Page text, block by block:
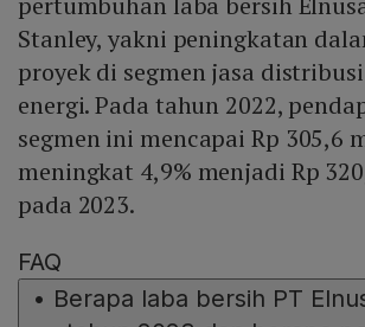
Stanley, yakni peningkatan
proyek di segmen jasa
energi. Pada tahun 2022,
segmen ini mencapai Rp 305,6
meningkat 4,9% menjadi Rp
pada 2023.
FAQ
• Berapa laba bersih PT